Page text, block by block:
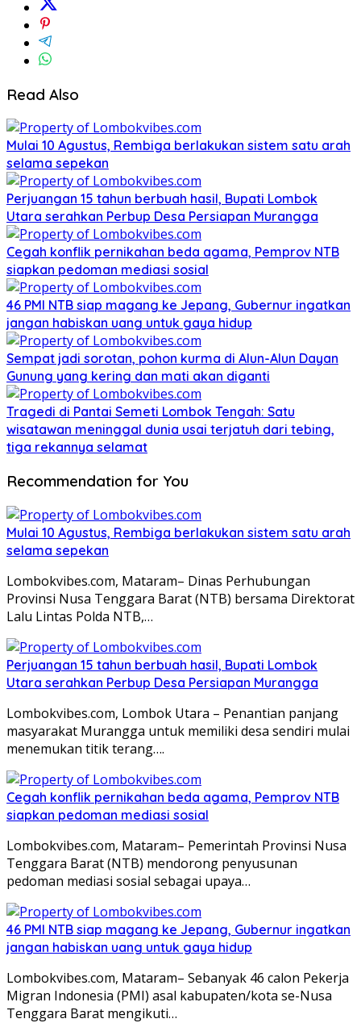
Read Also
Mulai 10 Agustus, Rembiga berlakukan sistem satu arah
selama sepekan
Perjuangan 15 tahun berbuah hasil, Bupati Lombok
Utara serahkan Perbup Desa Persiapan Murangga
Cegah konflik pernikahan beda agama, Pemprov NTB
siapkan pedoman mediasi sosial
46 PMI NTB siap magang ke Jepang, Gubernur ingatkan
jangan habiskan uang untuk gaya hidup
Sempat jadi sorotan, pohon kurma di Alun-Alun Dayan
Gunung yang kering dan mati akan diganti
Tragedi di Pantai Semeti Lombok Tengah: Satu
wisatawan meninggal dunia usai terjatuh dari tebing,
tiga rekannya selamat
Recommendation for You
Mulai 10 Agustus, Rembiga berlakukan sistem satu arah
selama sepekan
Lombokvibes.com, Mataram– Dinas Perhubungan
Provinsi Nusa Tenggara Barat (NTB) bersama Direktorat
Lalu Lintas Polda NTB,…
Perjuangan 15 tahun berbuah hasil, Bupati Lombok
Utara serahkan Perbup Desa Persiapan Murangga
Lombokvibes.com, Lombok Utara – Penantian panjang
masyarakat Murangga untuk memiliki desa sendiri mulai
menemukan titik terang….
Cegah konflik pernikahan beda agama, Pemprov NTB
siapkan pedoman mediasi sosial
Lombokvibes.com, Mataram– Pemerintah Provinsi Nusa
Tenggara Barat (NTB) mendorong penyusunan
pedoman mediasi sosial sebagai upaya…
46 PMI NTB siap magang ke Jepang, Gubernur ingatkan
jangan habiskan uang untuk gaya hidup
Lombokvibes.com, Mataram– Sebanyak 46 calon Pekerja
Migran Indonesia (PMI) asal kabupaten/kota se-Nusa
Tenggara Barat mengikuti…